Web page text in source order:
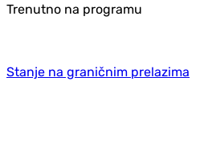
Trenutno na programu
Stanje na graničnim prelazima